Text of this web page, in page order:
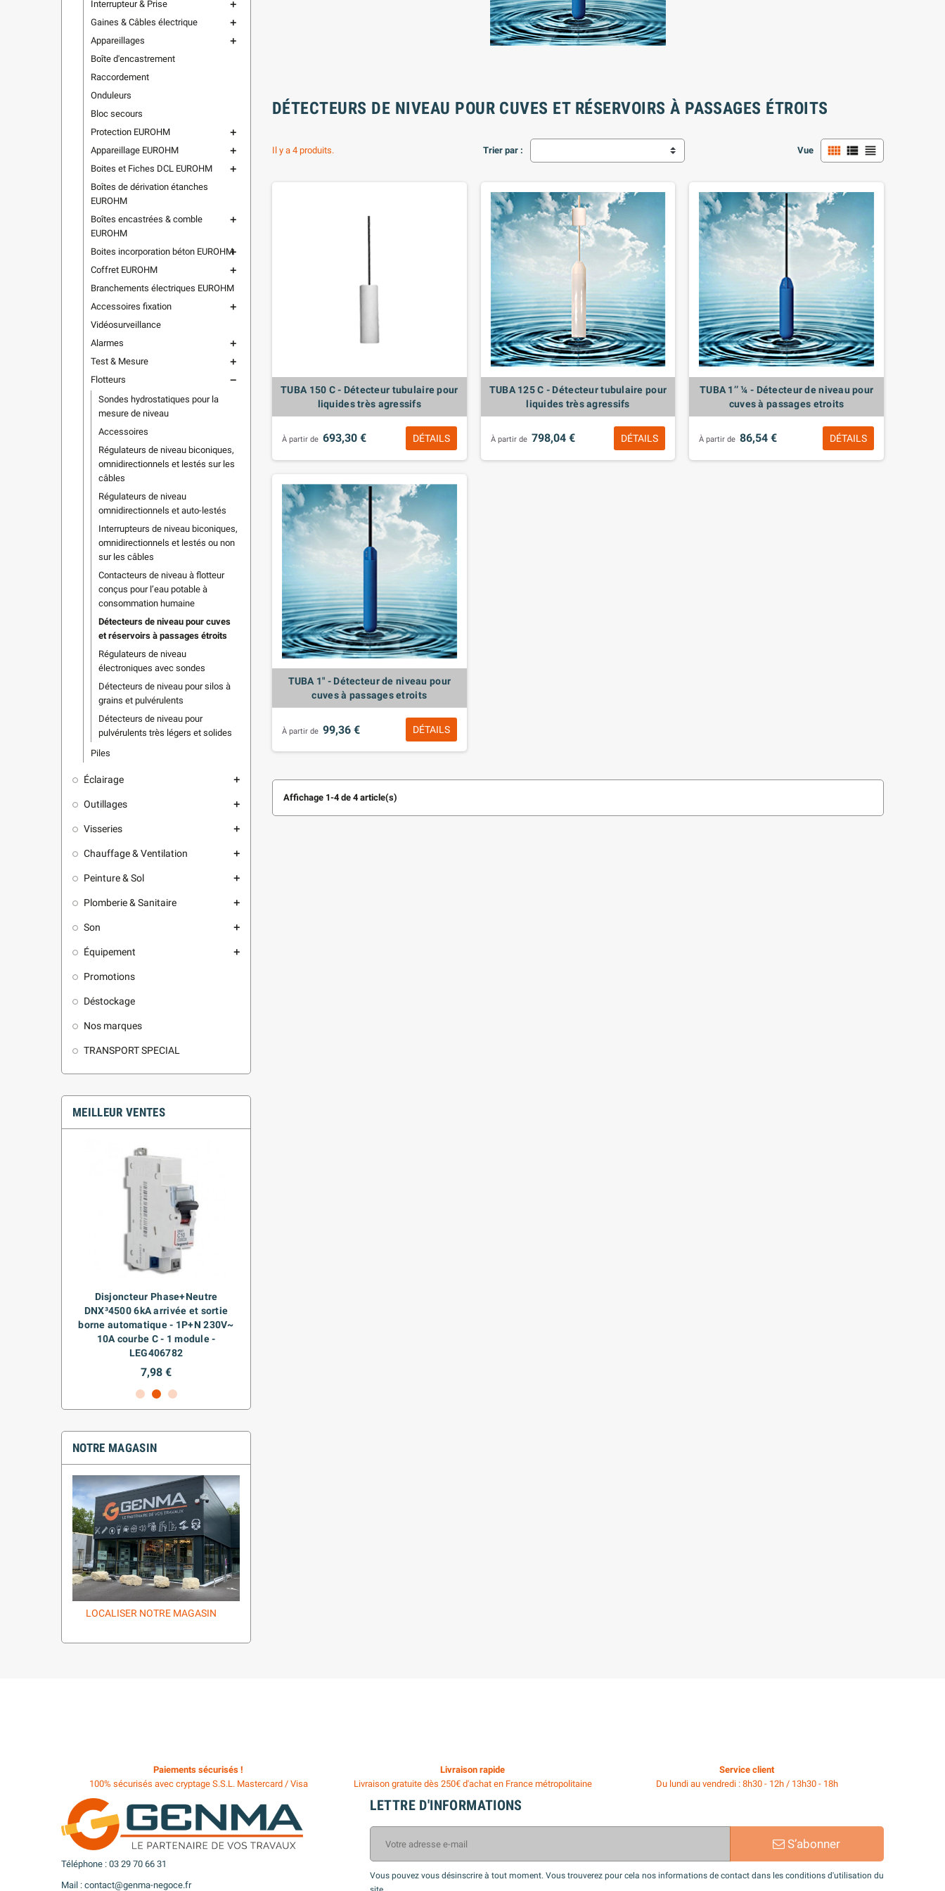
Interrupteur & Prise add
Gaines & Câbles électrique add
Appareillages add
Boîte d'encastrement
Raccordement
Onduleurs
Bloc secours
Protection EUROHM
add
Appareillage EUROHM add
Boites et Fiches DCL EUROHM add
Boîtes de dérivation étanches
EUROHM
Boîtes encastrées & comble
EUROHM
add
Boites incorporation béton EUROHMadd
Coffret EUROHM add
Branchements électriques EUROHM
Accessoires fixation
add
Vidéosurveillance
Alarmes
add
Test & Mesure add
Flotteurs remove
Sondes hydrostatiques pour la
mesure de niveau
Accessoires
Régulateurs de niveau biconiques,
omnidirectionnels et lestés sur les
câbles
Régulateurs de niveau
omnidirectionnels et auto-lestés
Interrupteurs de niveau biconiques,
omnidirectionnels et lestés ou non
sur les câbles
Contacteurs de niveau à flotteur
conçus pour l’eau potable à
consommation humaine
Détecteurs de niveau pour cuves
et réservoirs à passages étroits
Régulateurs de niveau
électroniques avec sondes
Détecteurs de niveau pour silos à
grains et pulvérulents
Détecteurs de niveau pour
pulvérulents très légers et solides
Piles
Éclairage add
Outillages add
Visseries add
Chauffage & Ventilation add
Peinture & Sol add
Plomberie & Sanitaire add
Son add
Équipement add
Promotions
Déstockage
Nos marques
TRANSPORT SPECIAL
MEILLEUR VENTES
Disjoncteur Phase+Neutre
DNX³4500 6kA arrivée et sortie
borne automatique - 1P+N 230V~
10A courbe C - 1 module -
LEG406782
7,98 €
NOTRE MAGASIN
LOCALISER NOTRE MAGASIN
DÉTECTEURS DE NIVEAU POUR CUVES ET RÉSERVOIRS À PASSAGES ÉTROITS
Trier par : Vue view_comfy view_list view_headline
Il y a 4 produits.
TUBA 150 C - Détecteur tubulaire pour
liquides très agressifs
À partir de 693,30 € DÉTAILS
TUBA 125 C - Détecteur tubulaire pour
liquides très agressifs
À partir de 798,04 € DÉTAILS
TUBA 1’’ ¼ - Détecteur de niveau pour
cuves à passages etroits
À partir de 86,54 € DÉTAILS
TUBA 1" - Détecteur de niveau pour
cuves à passages etroits
À partir de 99,36 € DÉTAILS
Affichage 1-4 de 4 article(s)
Paiements sécurisés !
100% sécurisés avec cryptage S.S.L. Mastercard / Visa
Livraison rapide
Livraison gratuite dès 250€ d'achat en France métropolitaine
Service client
Du lundi au vendredi : 8h30 - 12h / 13h30 - 18h
Téléphone : 03 29 70 66 31
Mail : contact@genma-negoce.fr
LETTRE D'INFORMATIONS
S’abonner
Vous pouvez vous désinscrire à tout moment. Vous trouverez pour cela nos informations de contact dans les conditions d'utilisation du